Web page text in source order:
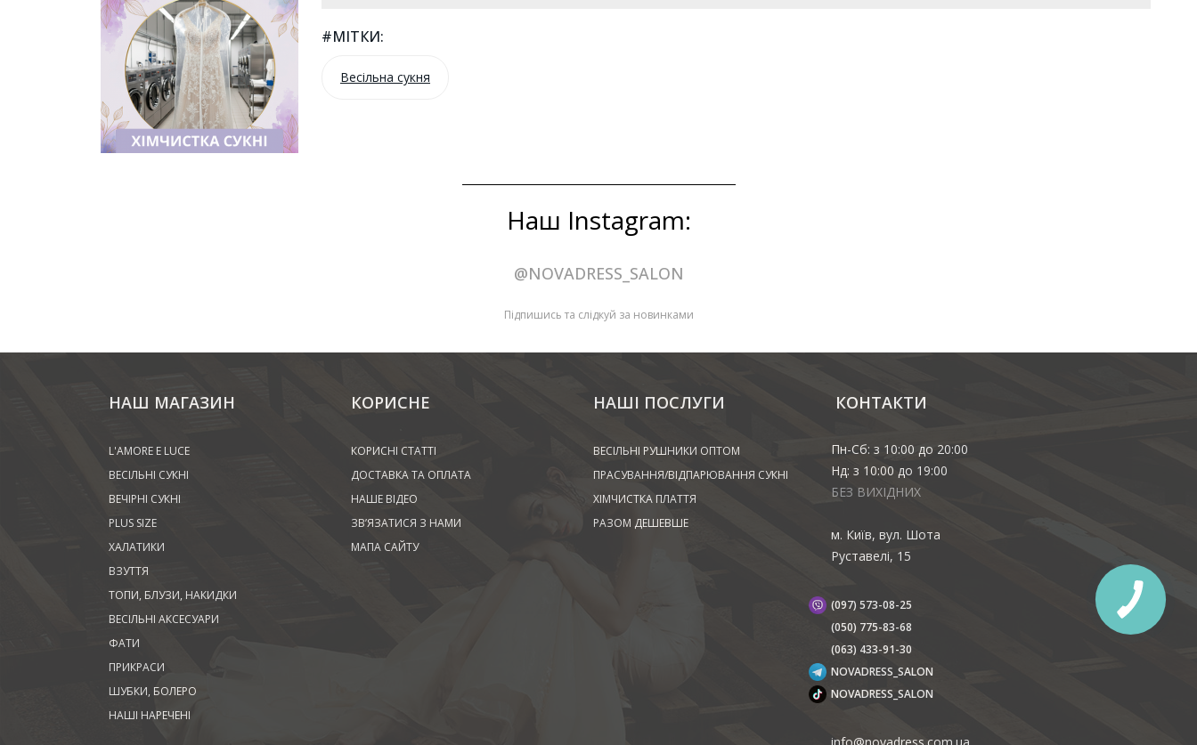
#МІТКИ:
Весільна сукня
Наш Instagram:
@NOVADRESS_SALON
Підпишись та слідкуй за новинками
НАШ МАГАЗИН
L'AMORE E LUCE
ВЕСІЛЬНІ СУКНІ
ВЕЧІРНІ СУКНІ
PLUS SIZE
ХАЛАТИКИ
ВЗУТТЯ
ТОПИ, БЛУЗИ, НАКИДКИ
ВЕСІЛЬНІ АКСЕСУАРИ
ФАТИ
ПРИКРАСИ
ШУБКИ, БОЛЕРО
НАШІ НАРЕЧЕНІ
КОРИСНЕ
КОРИСНІ СТАТТІ
ДОСТАВКА ТА ОПЛАТА
НАШЕ ВІДЕО
ЗВ’ЯЗАТИСЯ З НАМИ
МАПА САЙТУ
НАШІ ПОСЛУГИ
ВЕСІЛЬНІ РУШНИКИ ОПТОМ
ПРАСУВАННЯ/ВІДПАРЮВАННЯ СУКНІ
ХІМЧИСТКА ПЛАТТЯ
РАЗОМ ДЕШЕВШЕ
КОНТАКТИ
Пн-Сб: з 10:00 до 20:00
Нд: з 10:00 до 19:00
БЕЗ ВИХІДНИХ
м. Київ, вул. Шота
Руставелі, 15
(097) 573-08-25
(‎050) 775-83-68
(063) 433-91-30
NOVADRESS_SALON
NOVADRESS_SALON